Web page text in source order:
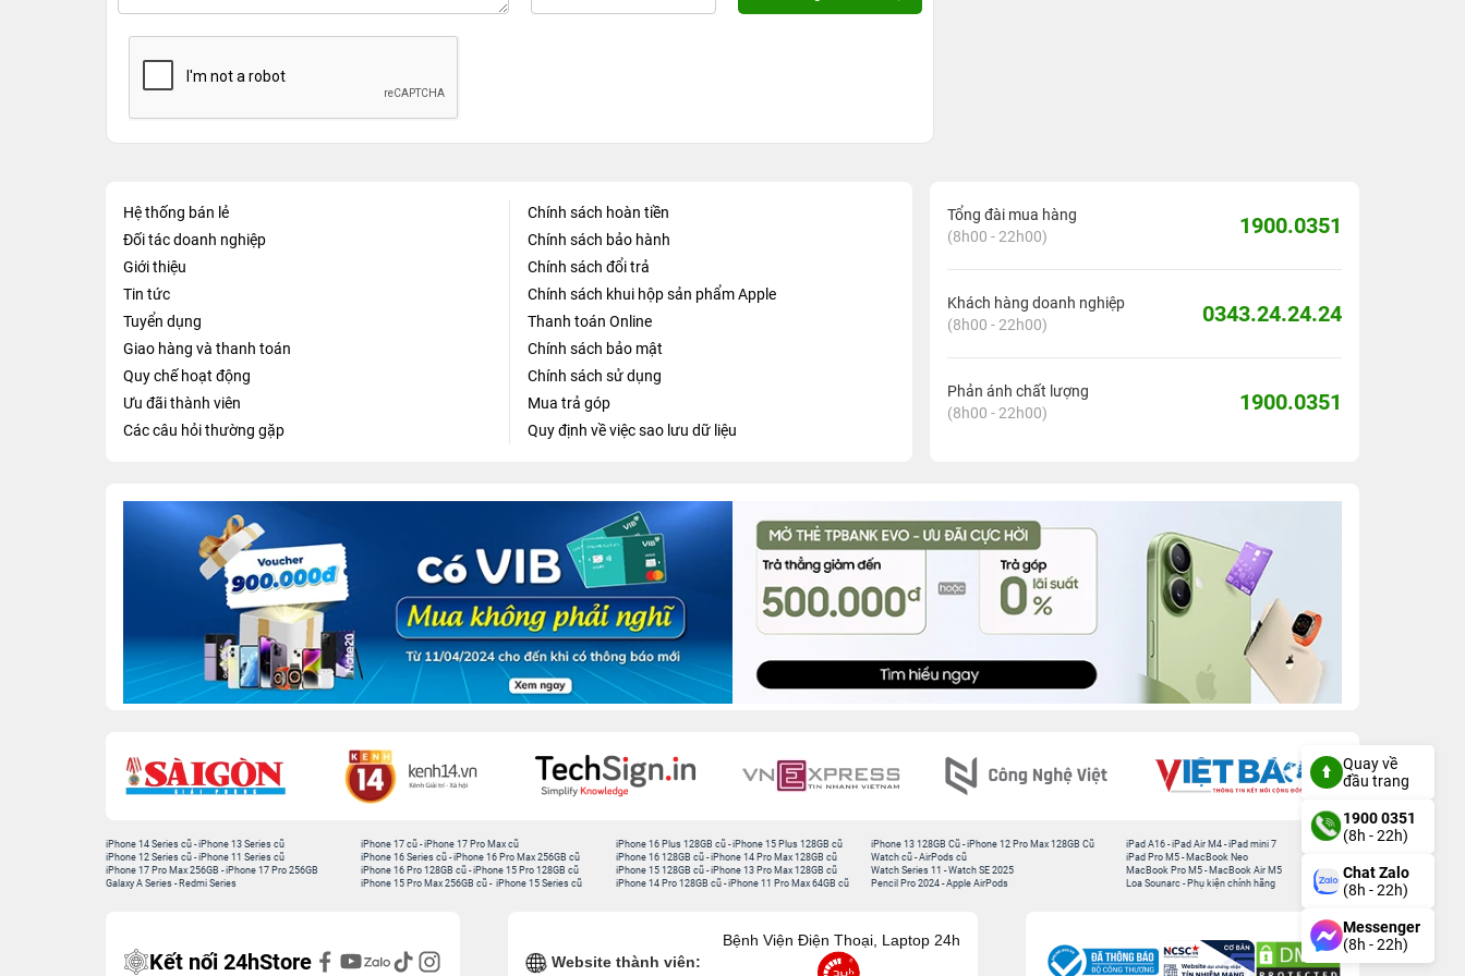
Hệ thống bán lẻ
Đối tác doanh nghiệp
Giới thiệu
Tin tức
Tuyển dụng
Giao hàng và thanh toán
Quy chế hoạt động
Ưu đãi thành viên
Các câu hỏi thường gặp
Chính sách hoàn tiền
Chính sách bảo hành
Chính sách đổi trả
Chính sách khui hộp sản phẩm Apple
Thanh toán Online
Chính sách bảo mật
Chính sách sử dụng
Mua trả góp
Quy định về việc sao lưu dữ liệu
Tổng đài mua hàng
(8h00 - 22h00)
1900.0351
Khách hàng doanh nghiệp
(8h00 - 22h00)
0343.24.24.24
Phản ánh chất lượng
(8h00 - 22h00)
1900.0351
iPhone 14 Series cũ -iPhone 13 Series cũ
iPhone 12 Series cũ -iPhone 11 Series cũ
iPhone 17 Pro Max 256GB -iPhone 17 Pro 256GB
Galaxy A Series - Redmi Series
iPhone 17 cũ -iPhone 17 Pro Max cũ
iPhone 16 Series cũ - iPhone 16 Pro Max 256GB cũ
iPhone 16 Pro 128GB cũ -iPhone 15 Pro 128GB cũ
iPhone 15 Pro Max 256GB cũ - iPhone 15 Series cũ
iPhone 16 Plus 128GB cũ -iPhone 15 Plus 128GB cũ
iPhone 16 128GB cũ -iPhone 14 Pro Max 128GB cũ
iPhone 15 128GB cũ -iPhone 13 Pro Max 128GB cũ
iPhone 14 Pro 128GB cũ -iPhone 11 Pro Max 64GB cũ
iPhone 13 128GB Cũ -iPhone 12 Pro Max 128GB Cũ
Watch cũ -AirPods cũ
Watch Series 11 -Watch SE 2025
Pencil Pro 2024 -Apple AirPods
iPad A16 -iPad Air M4 -iPad mini 7
iPad Pro M5 - MacBook Neo
MacBook Pro M5 - MacBook Air M5
Loa Sounarc - Phụ kiện chính hãng
Kết nối 24hStore Website thành viên:
Bệnh Viện Điện Thoại, Laptop 24h
Quay về
đầu trang
1900 0351
(8h - 22h)
Chat Zalo
(8h - 22h)
Messenger
(8h - 22h)